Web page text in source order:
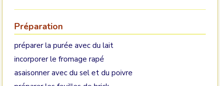
Préparation
préparer la purée avec du lait
incorporer le fromage rapé
asaisonner avec du sel et du poivre